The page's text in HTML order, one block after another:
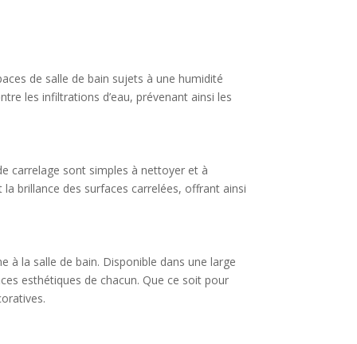
de salle de bain sujets à une humidité
les infiltrations d’eau, prévenant ainsi les
carrelage sont simples à nettoyer et à
brillance des surfaces carrelées, offrant ainsi
à la salle de bain. Disponible dans une large
esthétiques de chacun. Que ce soit pour